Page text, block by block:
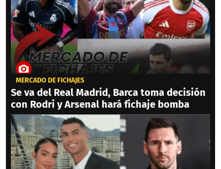
MERCADO DE FICHAJES
Se va del Real Madrid, Barca toma decisión
con Rodri y Arsenal hará fichaje bomba